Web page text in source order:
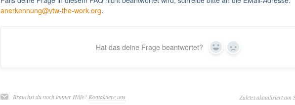
anerkennung@vtw-the-work.org.
Hat das deine Frage beantwortet? Yes No
Brauchst du noch immer Hilfe? Kontaktiere uns Zuletzt aktualisiert am